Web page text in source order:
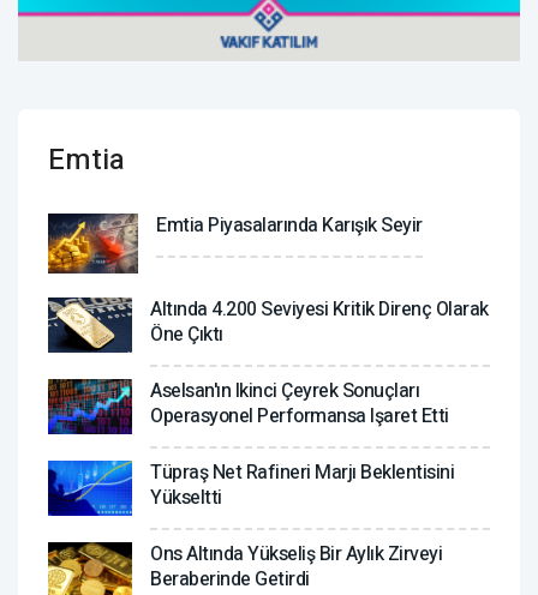
Emtia
Emtia Piyasalarında Karışık Seyir
Altında 4.200 Seviyesi Kritik Direnç Olarak
Öne Çıktı
Aselsan'ın Ikinci Çeyrek Sonuçları
Operasyonel Performansa Işaret Etti
Tüpraş Net Rafineri Marjı Beklentisini
Yükseltti
Ons Altında Yükseliş Bir Aylık Zirveyi
Beraberinde Getirdi